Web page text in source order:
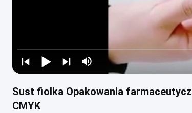
Sust fiolka Opakowania
CMYK